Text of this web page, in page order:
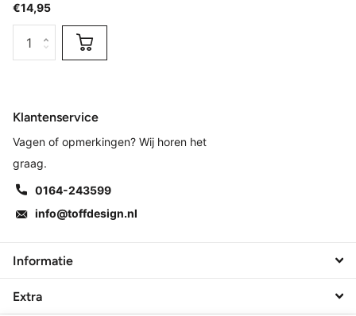
€14,95
Klantenservice
Vagen of opmerkingen? Wij horen het
graag.
0164-243599
info@toffdesign.nl
Informatie
Extra